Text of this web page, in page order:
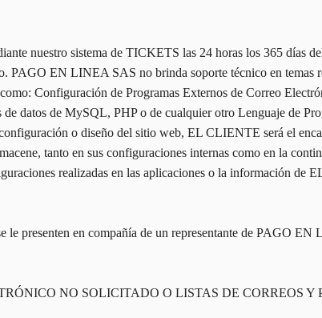
nuestro sistema de TICKETS las 24 horas los 365 días
EN LINEA SAS no brinda soporte técnico en temas
Configuración de Programas Externos de Correo
datos de MySQL, PHP o de cualquier otro Lenguaje de
o diseño del sitio web, EL CLIENTE será el
tanto en sus configuraciones internas como en la
realizadas en las aplicaciones o la información
presenten en compañía de un representante de PAGO
NO SOLICITADO O LISTAS DE CORREOS Y